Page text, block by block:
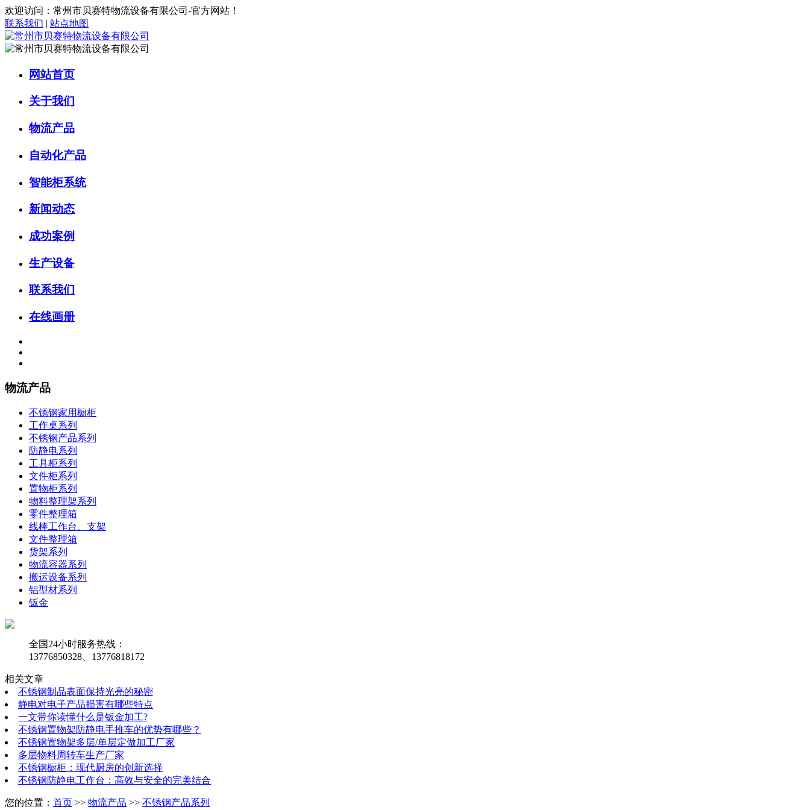
欢迎访问：常州市贝赛特物流设备有限公司-官方网站！
联系我们 | 站点地图
网站首页
关于我们
物流产品
自动化产品
智能柜系统
新闻动态
成功案例
生产设备
联系我们
在线画册
物流产品
不锈钢家用橱柜
工作桌系列
不锈钢产品系列
防静电系列
工具柜系列
文件柜系列
置物柜系列
物料整理架系列
零件整理箱
线棒工作台、支架
文件整理箱
货架系列
物流容器系列
搬运设备系列
铝型材系列
钣金
全国24小时服务热线：
13776850328、13776818172
相关文章
不锈钢制品表面保持光亮的秘密
静电对电子产品损害有哪些特点
一文带你读懂什么是钣金加工?
不锈钢置物架防静电手推车的优势有哪些？
不锈钢置物架多层/单层定做加工厂家
多层物料周转车生产厂家
不锈钢橱柜：现代厨房的创新选择
不锈钢防静电工作台：高效与安全的完美结合
您的位置： 首页 >> 物流产品 >> 不锈钢产品系列